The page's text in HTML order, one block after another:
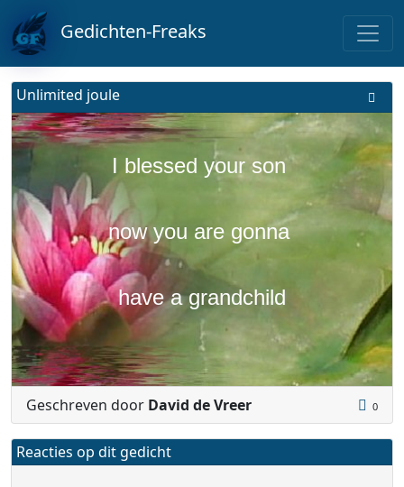
Gedichten-Freaks
Unlimited joule
I blessed your son
now you are gonna
have a grandchild
Geschreven door David de Vreer 0
Reacties op dit gedicht